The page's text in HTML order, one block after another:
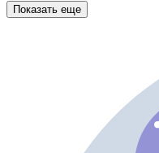
Показать еще